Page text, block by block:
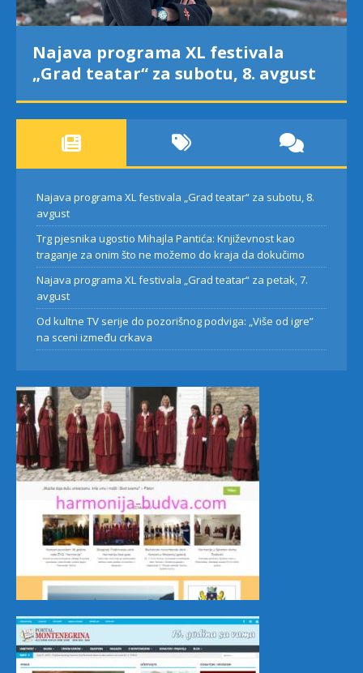
Najava programa XL festivala
„Grad teatar“ za subotu, 8. avgust
Najava programa XL festivala „Grad teatar“ za subotu, 8.
avgust
Trg pjesnika ugostio Mihajla Pantića: Književnost kao
traganje za onim što ne možemo do kraja da dokučimo
Najava programa XL festivala „Grad teatar“ za petak, 7.
avgust
Od kultne TV serije do pozorišnog podviga: „Više od igre”
na sceni između crkava